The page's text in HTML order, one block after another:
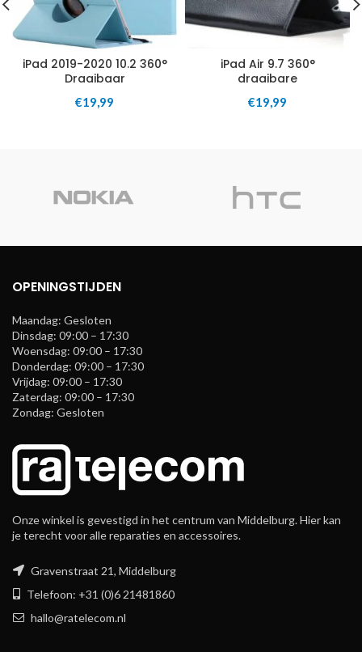
iPad 2019-2020 10.2 360°
Draaibaar
€19,99
iPad Air 9.7 360°
draaibare
€19,99
OPENINGSTIJDEN
Maandag: Gesloten
Dinsdag: 09:00 – 17:30
Woensdag: 09:00 – 17:30
Donderdag: 09:00 – 17:30
Vrijdag: 09:00 – 17:30
Zaterdag: 09:00 – 17:30
Zondag: Gesloten
Onze winkel is gevestigd in het centrum van Middelburg. Hier kan
je terecht voor alle reparaties en accessoires.
Gravenstraat 21, Middelburg
Telefoon: +31 (0)6 21481860
hallo@ratelecom.nl